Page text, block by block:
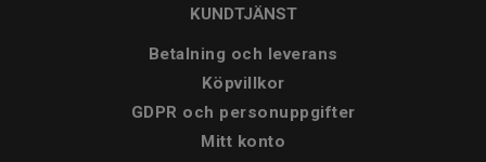
KUNDTJÄNST
Betalning och leverans
Köpvillkor
GDPR och personuppgifter
Mitt konto